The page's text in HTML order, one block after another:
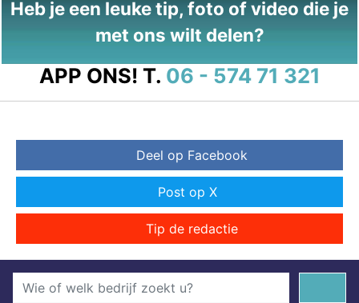
Heb je een leuke tip, foto of video die je
met ons wilt delen?
APP ONS! T. 06 - 574 71 321
Deel op Facebook
Post op X
Tip de redactie